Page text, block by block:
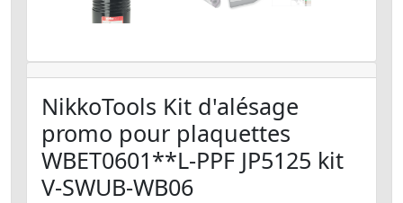
NikkoTools Kit d'alésage
promo pour plaquettes
WBET0601**L-PPF JP5125 kit
V-SWUB-WB06